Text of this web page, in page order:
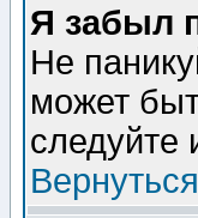
Я забыл
Не
может
следуйте